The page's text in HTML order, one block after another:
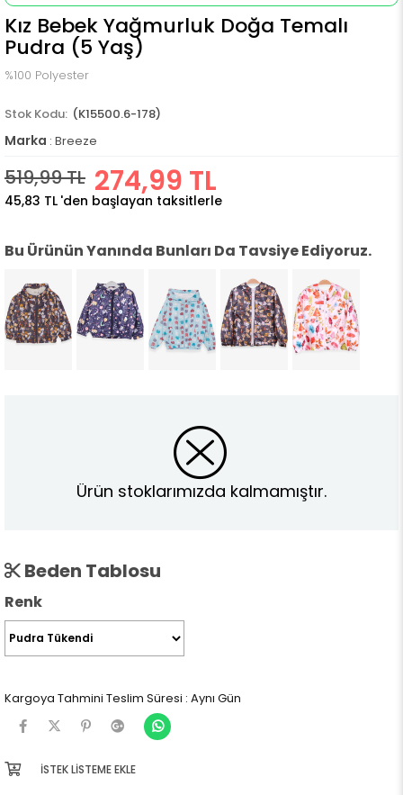
Kız Bebek Yağmurluk Doğa Temalı
Pudra (5 Yaş)
%100 Polyester
(K15500.6-178)
Marka : Breeze
519,99 TL 274,99 TL
45,83 TL 'den başlayan taksitlerle
Bu Ürünün Yanında Bunları Da Tavsiye Ediyoruz.
Ürün stoklarımızda kalmamıştır.
Beden Tablosu
Renk
Kargoya Tahmini Teslim Süresi : Aynı Gün
İSTEK LISTEME EKLE